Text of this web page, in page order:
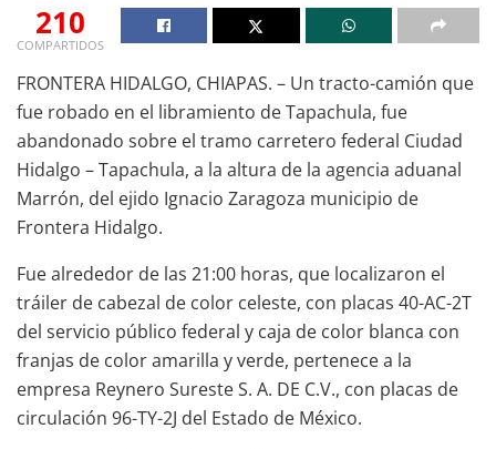
210
COMPARTIDOS
FRONTERA HIDALGO, CHIAPAS. – Un tracto-camión que
fue robado en el libramiento de Tapachula, fue
abandonado sobre el tramo carretero federal Ciudad
Hidalgo – Tapachula, a la altura de la agencia aduanal
Marrón, del ejido Ignacio Zaragoza municipio de
Frontera Hidalgo.
Fue alrededor de las 21:00 horas, que localizaron el
tráiler de cabezal de color celeste, con placas 40-AC-2T
del servicio público federal y caja de color blanca con
franjas de color amarilla y verde, pertenece a la
empresa Reynero Sureste S. A. DE C.V., con placas de
circulación 96-TY-2J del Estado de México.